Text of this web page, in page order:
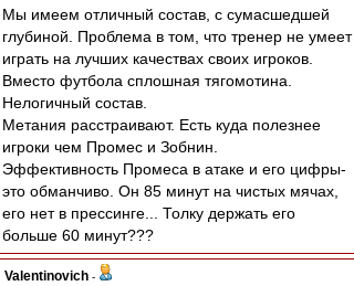
Мы имеем отличный состав, с сумасшедшей
глубиной. Проблема в том, что тренер не умеет
играть на лучших качествах своих игроков.
Вместо футбола сплошная тягомотина.
Нелогичный состав.
Метания расстраивают. Есть куда полезнее
игроки чем Промес и Зобнин.
Эффективность Промеса в атаке и его цифры-
это обманчиво. Он 85 минут на чистых мячах,
его нет в прессинге... Толку держать его
больше 60 минут???
Valentinovich -